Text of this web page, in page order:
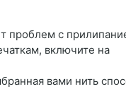
проблем с
включите на
вами нить